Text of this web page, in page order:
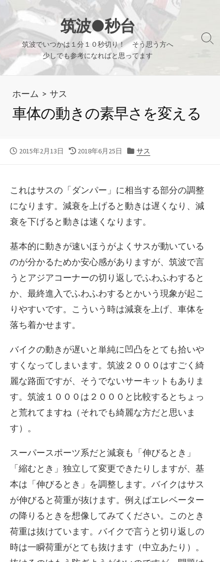
テ
ン
ツ
筑波●秒台
筑波でいつかは１分１０秒切り！ そう思う方へ
少しでも参考になればと思ってます
検
り
ホーム >サス
車体の動きの素早さを変える
公
2015年2月13日
最
新
日
2018年6月25日
カ
リ
ー
サス
これはサスの「ダンパー」に相当する部分の調整
になります。減衰を上げると動きは遅くなり、減
衰を下げると動きは速くなります。
基本的に動きが速いほうがよくサスが動いている
のが分かるためか安心感がありますが、筑波で言
うとアジアコーナーの切り返しでふわふわすると
か、最終進入でふわふわするとかいう現象が起こ
りやすいです。こういう時は減衰を上げ、車体を
落ち着かせます。
バイクの動きが遅いと単純に凹凸をとても拾いや
すくなってしまいます。筑波２０００はすごく綺
麗な路面ですが、そうでないサーキットもありま
す。筑波１０００は２０００と比較するとちょっ
と荒れてますね（それでも綺麗な方だと思いま
す）。
スーパースポーツ系だと減衰も「伸びるとき」
「縮むとき」独立して変更できたりしますが、基
本は「伸びるとき」を調整します。バイクはサス
が伸びると荷重が抜けます。例えばエレベーター
の降りるときを想像してみてください。このとき
荷重は抜けています。バイクで言うと切り返しの
時は一瞬荷重がとても抜けます（中立あたり）。